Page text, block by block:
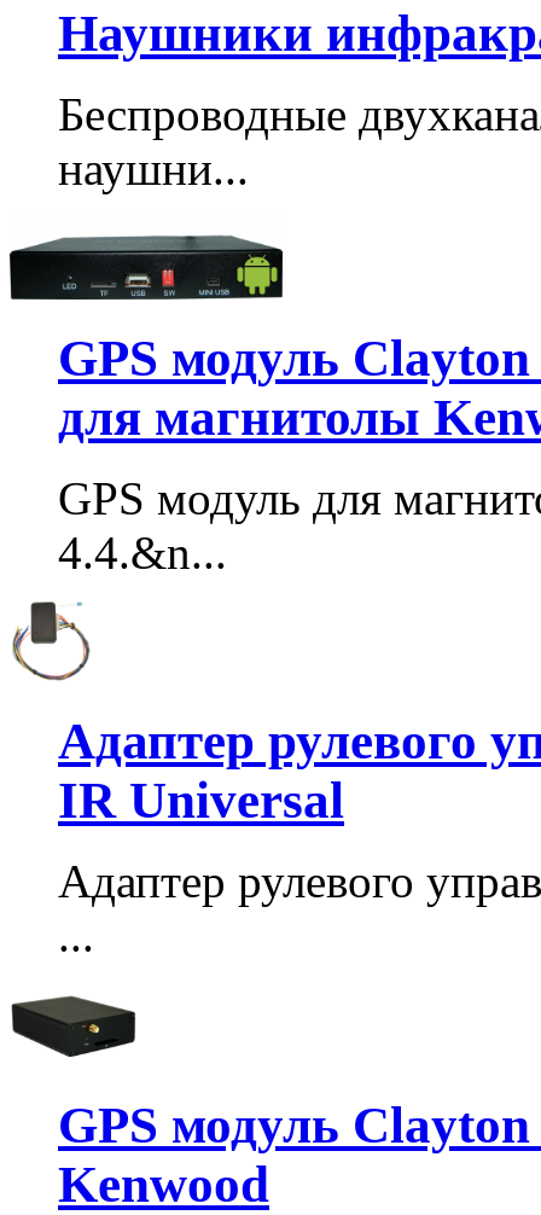
Наушники
Беспроводные
наушни...
GPS модуль
для магнитолы
GPS модуль для
4.4.&n...
Адаптер рулевого
IR Universal
Адаптер рулевого
...
GPS модуль
Kenwood